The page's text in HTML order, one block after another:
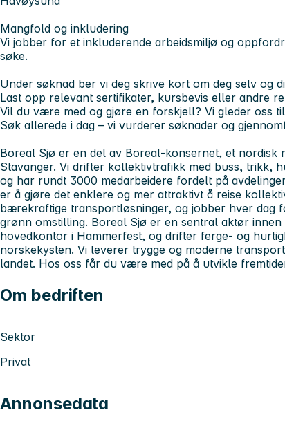
Mangfold og inkludering
Vi jobber for et inkluderende arbeidsmiljø og
søke.
Under søknad ber vi deg skrive kort om deg selv og
Last opp relevant sertifikater, kursbevis eller andre
Vil du være med og gjøre en forskjell? Vi gleder oss
Søk allerede i dag – vi vurderer søknader og
Boreal Sjø er en del av Boreal-konsernet, et nordisk
Stavanger. Vi drifter kollektivtrafikk med buss, trikk,
og har rundt 3000 medarbeidere fordelt på
er å gjøre det enklere og mer attraktivt å reise
bærekraftige transportløsninger, og jobber hver dag
grønn omstilling. Boreal Sjø er en sentral aktør
hovedkontor i Hammerfest, og drifter ferge- og
norskekysten. Vi leverer trygge og moderne
landet. Hos oss får du være med på å utvikle
Om bedriften
Sektor
Privat
Annonsedata